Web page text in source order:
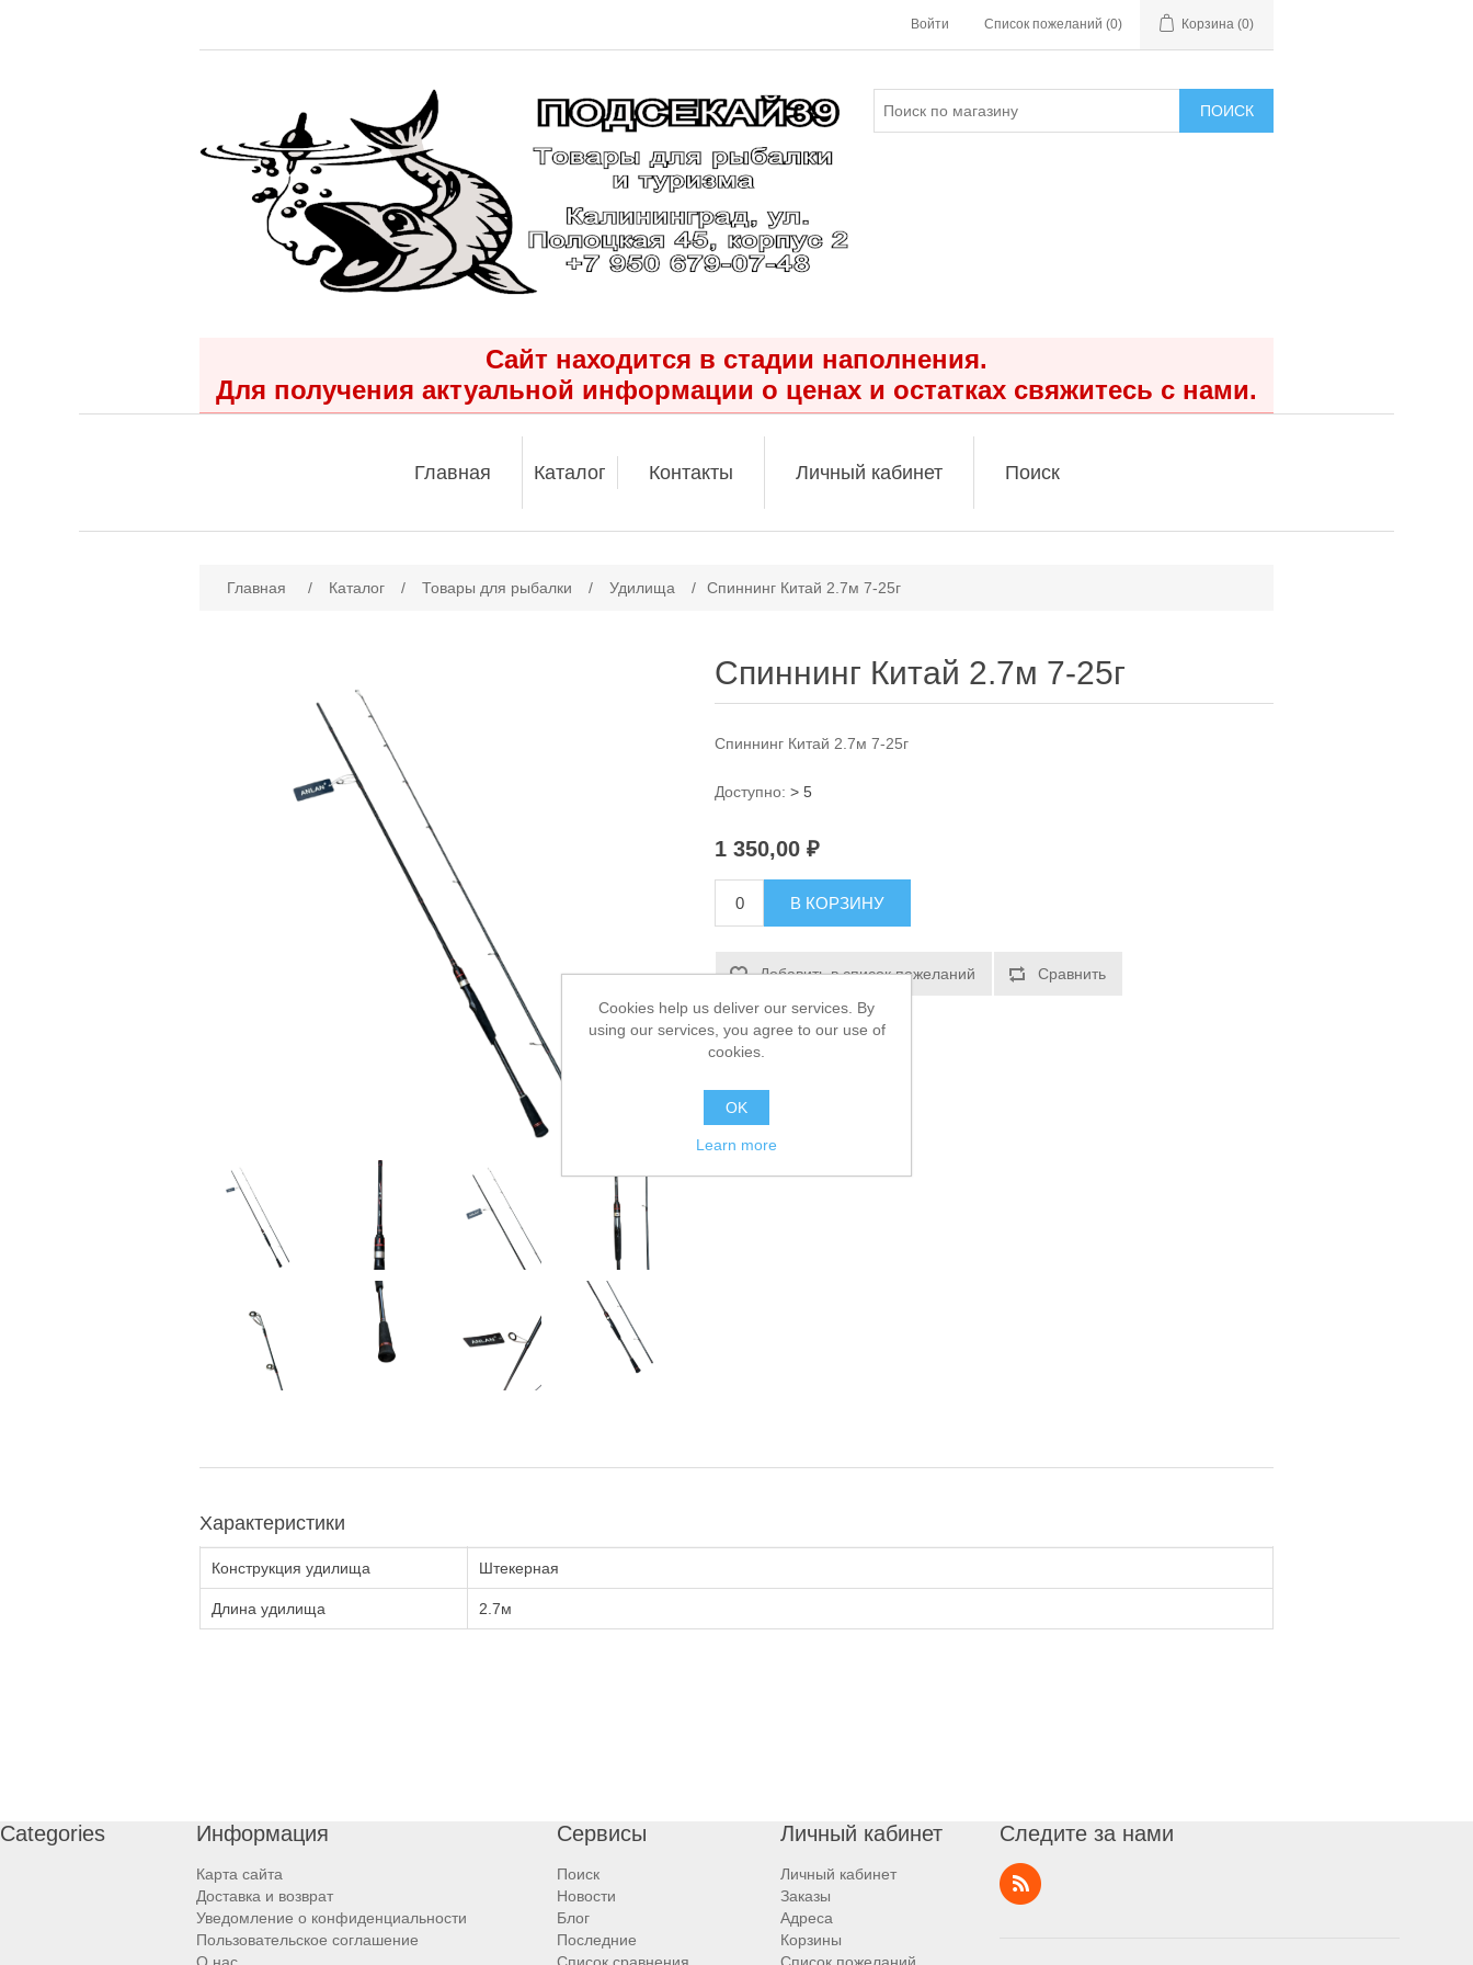
Войти Список пожеланий (0) Корзина (0)
ПОИСК
Сайт находится в стадии наполнения.
Для получения актуальной информации о ценах и остатках свяжитесь с нами.
Главная Каталог Контакты Личный кабинет Поиск
Главная / Каталог / Товары для рыбалки / Удилища / Спиннинг Китай 2.7м 7-25г
Спиннинг Китай 2.7м 7-25г
Спиннинг Китай 2.7м 7-25г
Доступно: > 5
1 350,00 ₽
В КОРЗИНУ
Добавить в список пожеланий Сравнить
Сообщить другу
Характеристики
Конструкция удилища Штекерная
Длина удилища 2.7м
Categories Информация
Карта сайта
Доставка и возврат
Уведомление о конфиденциальности
Пользовательское соглашение
О нас
Сервисы
Поиск
Новости
Блог
Последние
Список сравнения
Личный кабинет
Личный кабинет
Заказы
Адреса
Корзины
Список пожеланий
Следите за нами
Cookies help us deliver our services. By
using our services, you agree to our use of
cookies.
OK
Learn more